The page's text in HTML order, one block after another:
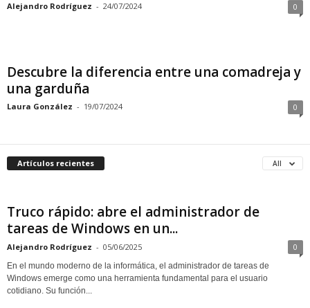
Alejandro Rodríguez - 24/07/2024 0
Descubre la diferencia entre una comadreja y
una garduña
Laura González - 19/07/2024 0
Artículos recientes All
Truco rápido: abre el administrador de
tareas de Windows en un...
Alejandro Rodríguez - 05/06/2025 0
En el mundo moderno de la informática, el administrador de tareas de
Windows emerge como una herramienta fundamental para el usuario
cotidiano. Su función...